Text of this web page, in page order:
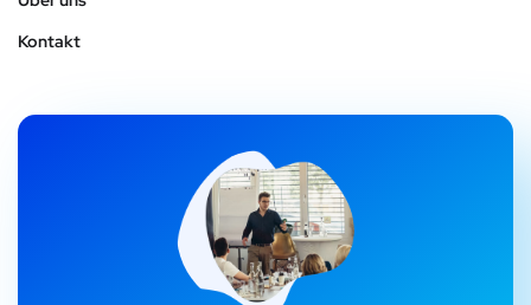
Kontakt